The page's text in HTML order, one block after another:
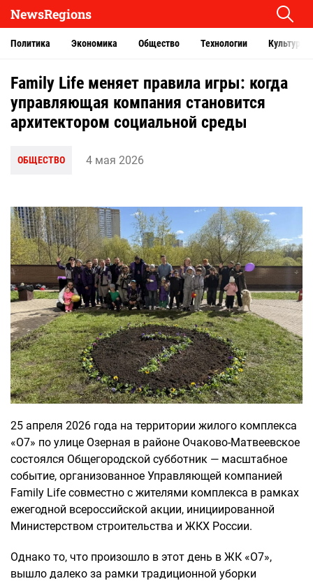
NewsRegions
Политика Экономика Общество Технологии Культура
Family Life меняет правила игры: когда
управляющая компания становится
архитектором социальной среды
ОБЩЕСТВО 4 мая 2026
25 апреля 2026 года на территории жилого комплекса
«О7» по улице Озерная в районе Очаково-Матвеевское
состоялся Общегородской субботник — масштабное
событие, организованное Управляющей компанией
Family Life совместно с жителями комплекса в рамках
ежегодной всероссийской акции, инициированной
Министерством строительства и ЖКХ России.
Однако то, что произошло в этот день в ЖК «О7»,
вышло далеко за рамки традиционной уборки